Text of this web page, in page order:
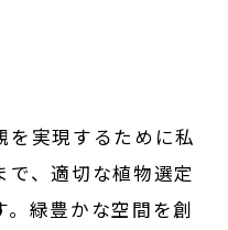
を実現するために私
で、適切な植物選定
緑豊かな空間を創